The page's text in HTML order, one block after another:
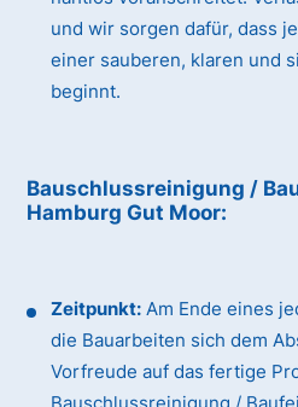
und wir sorgen dafür, dass
einer sauberen, klaren und
beginnt.
Bauschlussreinigung /
Hamburg Gut Moor:
Zeitpunkt: Am Ende eines
die Bauarbeiten sich dem
Vorfreude auf das fertige